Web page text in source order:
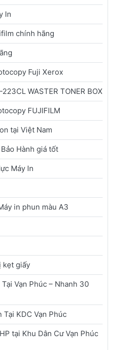
In
chính hãng
Fuji Xerox
WASTER TONER BOX
FUJIFILM
tại Việt Nam
Hành giá tốt
Máy In
in phun màu A3
kẹt giấy
Vạn Phúc – Nhanh 30
KDC Vạn Phúc
tại Khu Dân Cư Vạn Phúc